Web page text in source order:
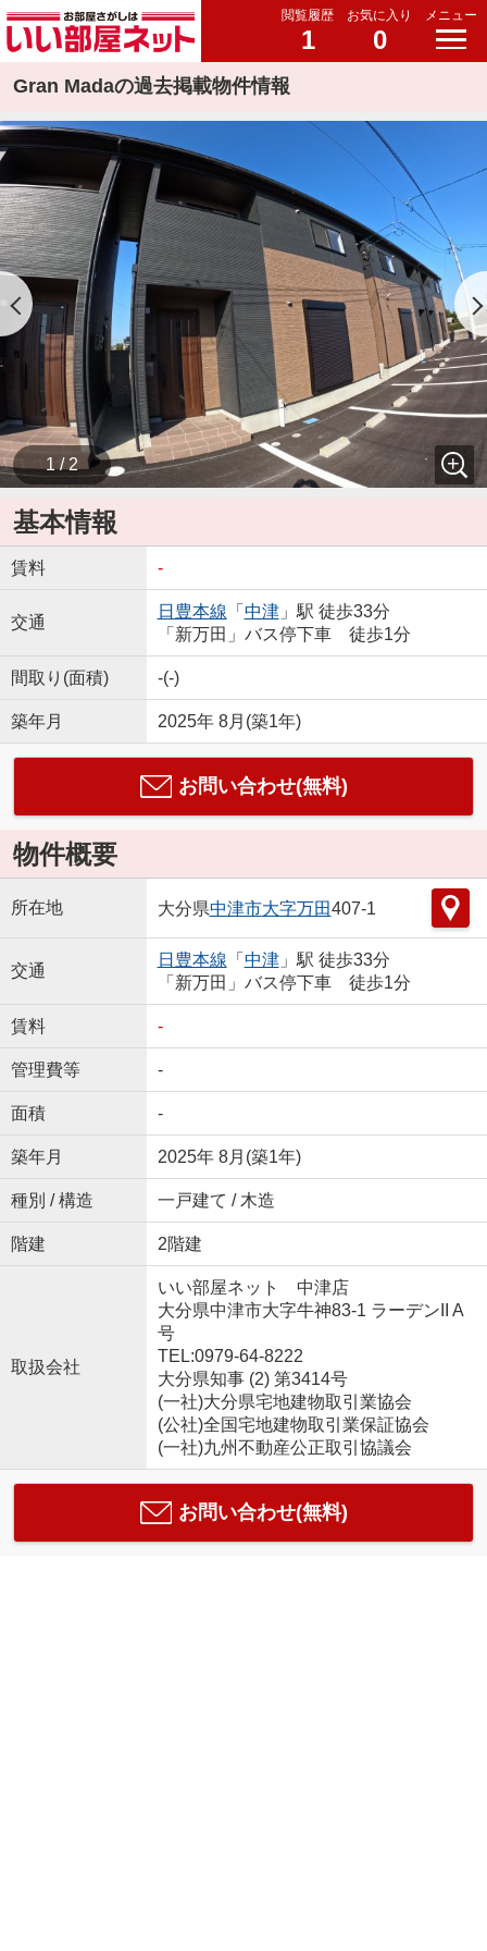
閲覧履歴
1
お気に入り
0
メニュー
Gran Madaの過去掲載物件情報
1 / 2
基本情報
賃料 -
交通
日豊本線 「 中津」駅 徒歩33分
「新万田」バス停下車 徒歩1分
間取り(面積) -(-)
築年月 2025年 8月(築1年)
お問い合わせ(無料)
物件概要
所在地 大分県中津市大字万田407-1
交通
日豊本線 「 中津」駅 徒歩33分
「新万田」バス停下車 徒歩1分
賃料 -
管理費等 -
面積 -
築年月 2025年 8月(築1年)
種別 / 構造 一戸建て / 木造
階建 2階建
取扱会社
いい部屋ネット 中津店
大分県中津市大字牛神83-1 ラーデンII A
号
TEL:0979-64-8222
大分県知事 (2) 第3414号
(一社)大分県宅地建物取引業協会
(公社)全国宅地建物取引業保証協会
(一社)九州不動産公正取引協議会
お問い合わせ(無料)